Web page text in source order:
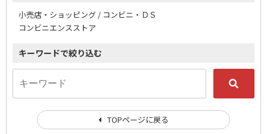
小売店・ショッピング / コンビニ・ＤＳ
コンビニエンスストア
キーワードで絞り込む
TOPページに戻る